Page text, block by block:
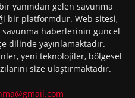
yanından gelen savunma
bir platformdur. Web sitesi,
haberlerinin güncel
dilinde yayınlamaktadır.
yeni teknolojiler, bölgesel
size ulaştırmaktadır.